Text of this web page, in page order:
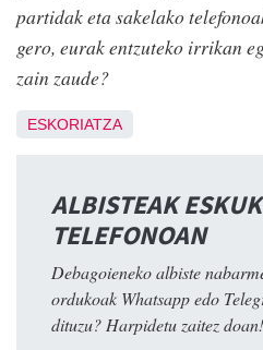
partidak eta sakelako
gero, eurak entzuteko irrikan
zain zaude?
ESKORIATZA
ALBISTEAK
TELEFONOAN
Debagoieneko albiste
ordukoak Whatsapp edo
dituzu? Harpidetu zaitez doan!